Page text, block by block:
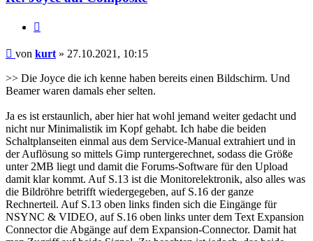
Beitrag
von kurt » 27.10.2021, 10:15
>> Die Joyce die ich kenne haben bereits einen Bildschirm. Und
Beamer waren damals eher selten.
Ja es ist erstaunlich, aber hier hat wohl jemand weiter gedacht und
nicht nur Minimalistik im Kopf gehabt. Ich habe die beiden
Schaltplanseiten einmal aus dem Service-Manual extrahiert und in
der Auflösung so mittels Gimp runtergerechnet, sodass die Größe
unter 2MB liegt und damit die Forums-Software für den Upload
damit klar kommt. Auf S.13 ist die Monitorelektronik, also alles was
die Bildröhre betrifft wiedergegeben, auf S.16 der ganze
Rechnerteil. Auf S.13 oben links finden sich die Eingänge für
NSYNC & VIDEO, auf S.16 oben links unter dem Text Expansion
Connector die Abgänge auf dem Expansion-Connector. Damit hat